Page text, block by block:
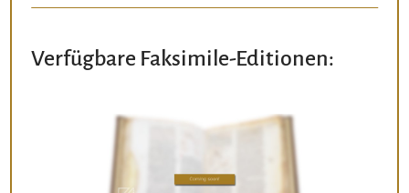
Verfügbare Faksimile-Editionen: